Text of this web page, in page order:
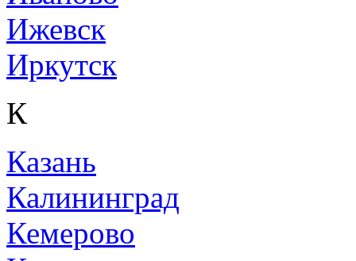
Ижевск
Иркутск
К
Казань
Калининград
Кемерово